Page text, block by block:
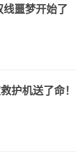
噩梦开始了
护机送了命！